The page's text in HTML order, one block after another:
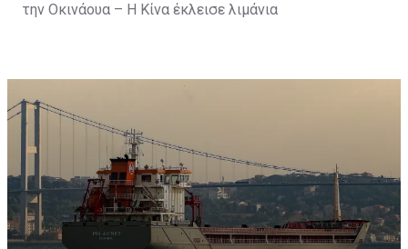
την Οκινάουα – Η Κίνα έκλεισε λιμάνια